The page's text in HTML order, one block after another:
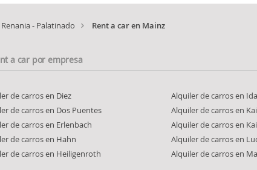
Renania - Palatinado Rent a car en Mainz
a car por empresa
de carros en Diez
de carros en Dos Puentes
de carros en Erlenbach
de carros en Hahn
de carros en Heiligenroth
Alquiler de carros en
Alquiler de carros en
Alquiler de carros en
Alquiler de carros en
Alquiler de carros en